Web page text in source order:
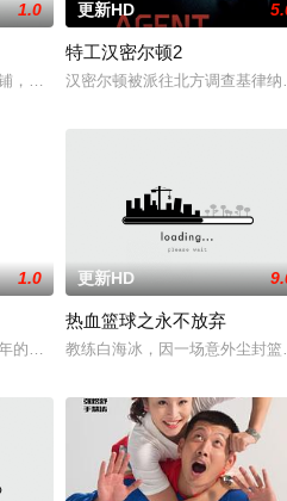
军指点决心投身革命。日军欲诱杀高胜
过程中，他面临着来自超自然界的威
1.0
，却为守护单亲母女小茜和依依，被
更新HD
特工汉密尔顿2
汉密尔顿被派往北方调查基律
——前往波兰找回一个掌握重要信息的
者的老友，前往法国土伦军事基地展
1.0
的危害，对社会秩序的破坏为主题，
更新HD
热血篮球之永不放弃
教练白海冰，因一场意外尘封